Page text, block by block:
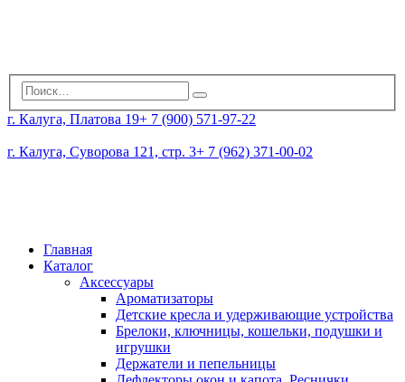
г. Калуга, Платова 19+ 7 (900) 571-97-22
г. Калуга, Суворова 121, стр. 3+ 7 (962) 371-00-02
Главная
Каталог
Аксессуары
Ароматизаторы
Детские кресла и удерживающие устройства
Брелоки, ключницы, кошельки, подушки и
игрушки
Держатели и пепельницы